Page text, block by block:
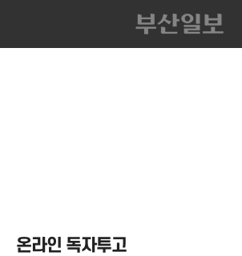
온라인 독자투고